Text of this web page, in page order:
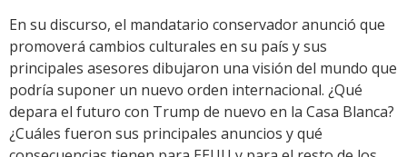
En su discurso, el mandatario conservador anunció que
promoverá cambios culturales en su país y sus
principales asesores dibujaron una visión del mundo que
podría suponer un nuevo orden internacional. ¿Qué
depara el futuro con Trump de nuevo en la Casa Blanca?
¿Cuáles fueron sus principales anuncios y qué